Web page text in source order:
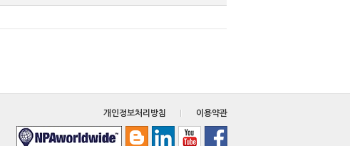
개인정보처리방침 이용약관